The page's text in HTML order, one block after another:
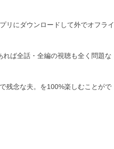
リにダウンロードして外でオフライ
ば全話・全編の視聴も全く問題な
残念な夫。を100%楽しむことがで